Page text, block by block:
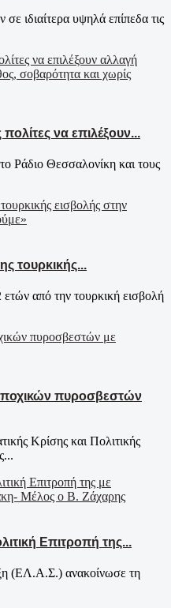
ιδιαίτερα υψηλά επίπεδα τις
να επιλέξουν...
Ράδιο Θεσσαλονίκη και τους
τουρκικής...
από την τουρκική εισβολή
πυροσβεστών
Κρίσης και Πολιτικής
Επιτροπή της...
(ΕΛ.Α.Σ.) ανακοίνωσε τη